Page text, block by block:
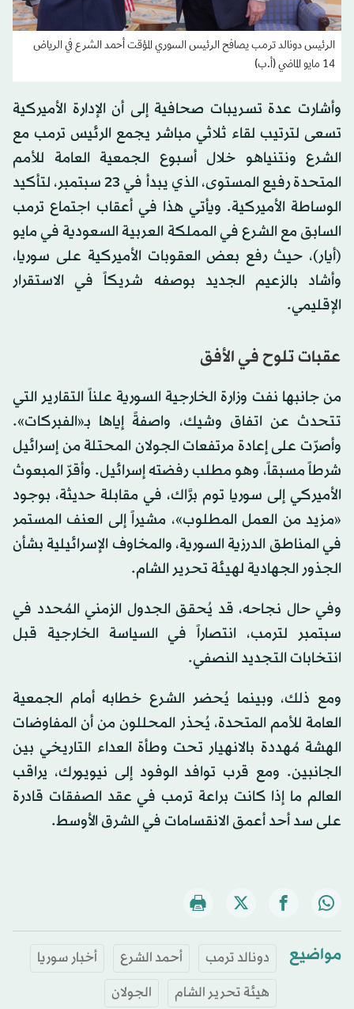
الرئيس دونالد ترمب يصافح الرئيس السوري المؤقت أحمد الشرع في الرياض
14 مايو الماضي (أ.ب)
وأشارت عدة تسريبات صحافية إلى أن الإدارة الأميركية
تسعى لترتيب لقاء ثلاثي مباشر يجمع الرئيس ترمب مع
الشرع ونتنياهو خلال أسبوع الجمعية العامة للأمم
المتحدة رفيع المستوى، الذي يبدأ في 23 سبتمبر، لتأكيد
الوساطة الأميركية. ويأتي هذا في أعقاب اجتماع ترمب
السابق مع الشرع في المملكة العربية السعودية في مايو
(أيار)، حيث رفع بعض العقوبات الأميركية على سوريا،
وأشاد بالزعيم الجديد بوصفه شريكاً في الاستقرار
الإقليمي.
عقبات تلوح في الأفق
من جانبها نفت وزارة الخارجية السورية علناً التقارير التي
تتحدث عن اتفاق وشيك، واصفةً إياها بـ«الفبركات».
وأصرّت على إعادة مرتفعات الجولان المحتلة من إسرائيل
شرطاً مسبقاً، وهو مطلب رفضته إسرائيل. وأقرّ المبعوث
الأميركي إلى سوريا توم برَّاك، في مقابلة حديثة، بوجود
«مزيد من العمل المطلوب»، مشيراً إلى العنف المستمر
في المناطق الدرزية السورية، والمخاوف الإسرائيلية بشأن
الجذور الجهادية لهيئة تحرير الشام.
وفي حال نجاحه، قد يُحقق الجدول الزمني المُحدد في
سبتمبر لترمب، انتصاراً في السياسة الخارجية قبل
انتخابات التجديد النصفي.
ومع ذلك، وبينما يُحضر الشرع خطابه أمام الجمعية
العامة للأمم المتحدة، يُحذر المحللون من أن المفاوضات
الهشة مُهددة بالانهيار تحت وطأة العداء التاريخي بين
الجانبين. ومع قرب توافد الوفود إلى نيويورك، يراقب
العالم ما إذا كانت براعة ترمب في عقد الصفقات قادرة
على سد أحد أعمق الانقسامات في الشرق الأوسط.
مواضيع دونالد ترمب أحمد الشرع
أخبار سوريا
هيئة تحرير الشام
الجولان